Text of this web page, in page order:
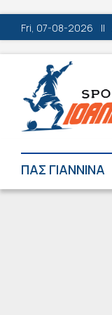
Fri, 07-08-2026 ||
ΠΑΣ ΓΙΑΝΝΙΝΑ